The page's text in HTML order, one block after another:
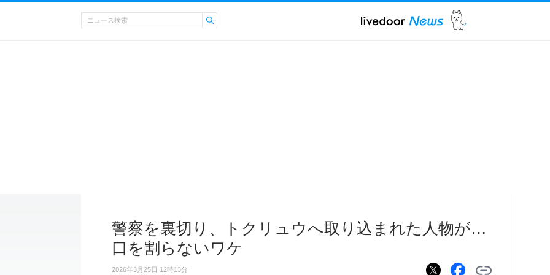
警察を裏切り、トクリュウへ取り込まれた人物が…
口を割らないワケ
2026年3月25日 12時13分